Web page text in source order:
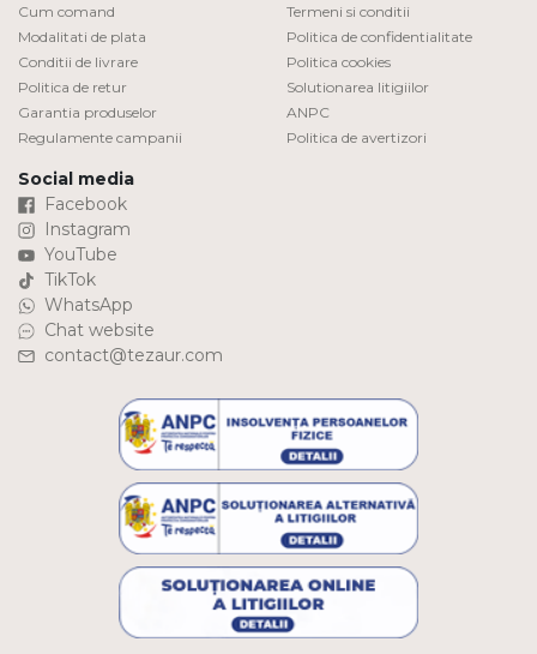
Cum comand
Modalitati de plata
Conditii de livrare
Politica de retur
Garantia produselor
Regulamente campanii
Termeni si conditii
Politica de confidentialitate
Politica cookies
Solutionarea litigiilor
ANPC
Politica de avertizori
Social media
Facebook
Instagram
YouTube
TikTok
WhatsApp
Chat website
contact@tezaur.com